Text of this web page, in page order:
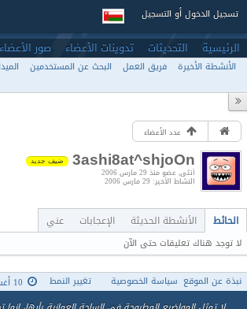
تسجيل الدخول أو التسجيل
الرئيسية التحديثات تدوينات الأعضاء صور الأعضاء
الأنشطة الأخيرة فريق العمل البحث عن المستخدمين
عدد الأعضاء
3ashi8at^shjoOn ضيف جديد
أنثى عضو منذ 29 مارس 2006
النشاط الأخير 29 مارس 2006
الحائط الأنشطة الحديثة الإعجابات عني
لا توجد هناك تعليقات حتى الآن
نبذة عن الموقع سياسة الخصوصية 10 أغسطس 2026، 13:58
تغيير النمط